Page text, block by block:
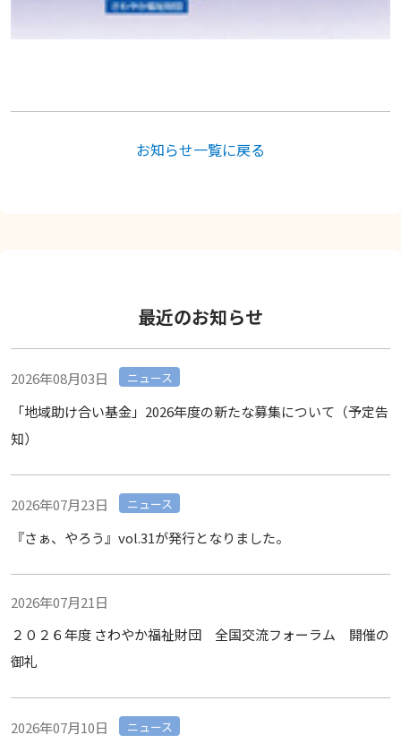
お知らせ一覧に戻る
最近のお知らせ
2026年08月03日 ニュース
「地域助け合い基金」2026年度の新たな募集について（予定告
知）
2026年07月23日 ニュース
『さぁ、やろう』vol.31が発行となりました。
2026年07月21日
２０２６年度 さわやか福祉財団 全国交流フォーラム 開催の
御礼
2026年07月10日 ニュース